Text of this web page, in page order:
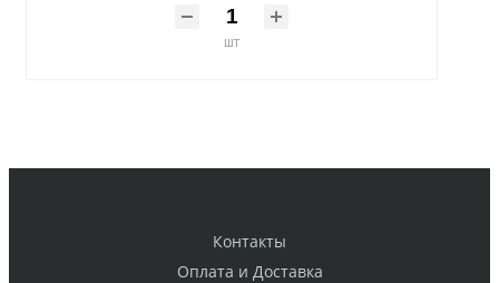
шт
Контакты
Оплата и Доставка